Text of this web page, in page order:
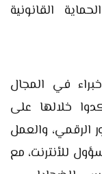
القانونية
في المجال
خلالها على
الرقمي، والعمل
للأنترنت، مع